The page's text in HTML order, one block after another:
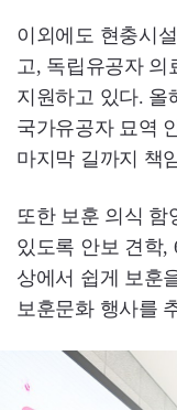
이외에도 현충시
고, 독립유공자 의
지원하고 있다. 올
국가유공자 묘역
마지막 길까지 책
또한 보훈 의식 함
있도록 안보 견학,
상에서 쉽게 보훈
보훈문화 행사를